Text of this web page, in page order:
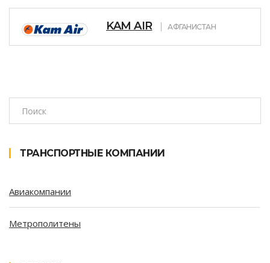
KAM AIR АФГАНИСТАН
ТРАНСПОРТНЫЕ КОМПАНИИ
Авиакомпании
Метрополитены